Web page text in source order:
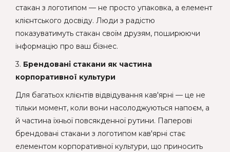
стакан з логотипом — не просто упаковка, а елемент
клієнтського досвіду. Люди з радістю
показуватимуть стакан своїм друзям, поширюючи
інформацію про ваш бізнес.
3. Брендовані стакани як частина
корпоративної культури
Для багатьох клієнтів відвідування кав'ярні — це не
тільки момент, коли вони насолоджуються напоєм, а
й частина їхньої повсякденної рутини. Паперові
брендовані стакани з логотипом кав'ярні стає
елементом корпоративної культури, що приносить